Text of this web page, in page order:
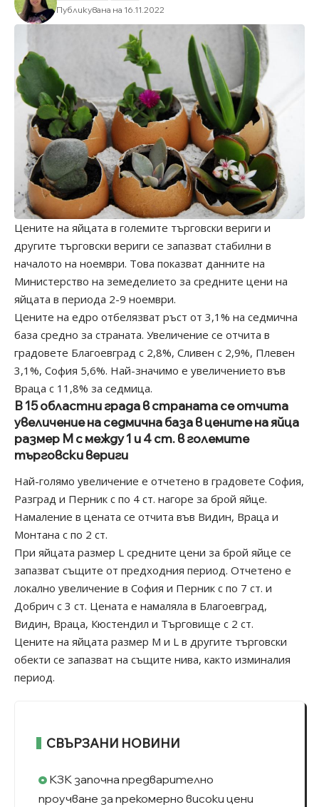
Публикувана на 16.11.2022
Цените на яйцата в големите търговски вериги и
другите търговски вериги се запазват стабилни в
началото на ноември. Това показват данните на
Министерство на земеделието за средните цени на
яйцата в периода 2-9 ноември.
Цените на едро отбелязват ръст от 3,1% на седмична
база средно за страната. Увеличение се отчита в
градовете Благоевград с 2,8%, Сливен с 2,9%, Плевен
3,1%, София 5,6%. Най-значимо е увеличението във
Враца с 11,8% за седмица.
В 15 областни града в страната се отчита
увеличение на седмична база в цените на яйца
размер М с между 1 и 4 ст. в големите
търговски вериги
Най-голямо увеличение е отчетено в градовете София,
Разград и Перник с по 4 ст. нагоре за брой яйце.
Намаление в цената се отчита във Видин, Враца и
Монтана с по 2 ст.
При яйцата размер L средните цени за брой яйце се
запазват същите от предходния период. Отчетено е
локално увеличение в София и Перник с по 7 ст. и
Добрич с 3 ст. Цената е намаляла в Благоевград,
Видин, Враца, Кюстендил и Търговище с 2 ст.
Цените на яйцата размер М и L в другите търговски
обекти се запазват на същите нива, както изминалия
период.
СВЪРЗАНИ НОВИНИ
КЗК започна предварително
проучване за прекомерно високи цени